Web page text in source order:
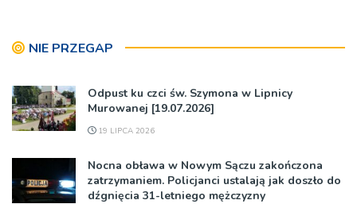
NIE PRZEGAP
Odpust ku czci św. Szymona w Lipnicy
Murowanej [19.07.2026]
19 LIPCA 2026
Nocna obława w Nowym Sączu zakończona
zatrzymaniem. Policjanci ustalają jak doszło do
dźgnięcia 31-letniego mężczyzny